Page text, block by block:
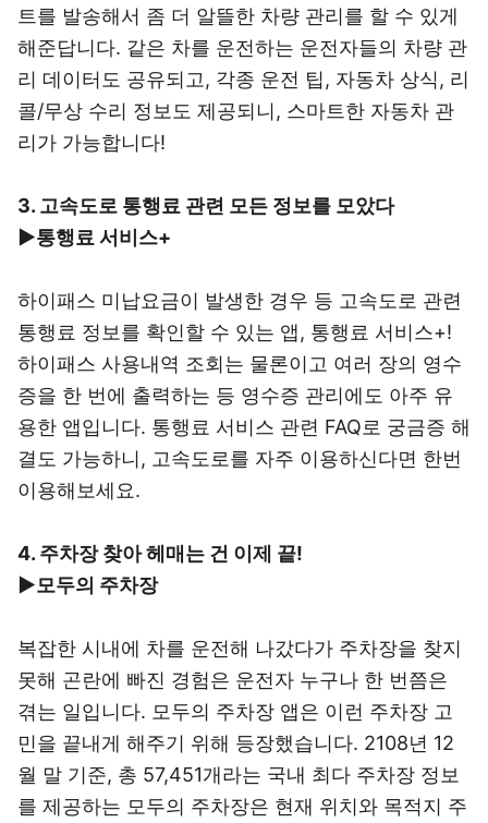
트를 발송해서 좀 더 알뜰한 차량 관리를 할 수 있게
해준답니다. 같은 차를 운전하는 운전자들의 차량 관
리 데이터도 공유되고, 각종 운전 팁, 자동차 상식, 리
콜/무상 수리 정보도 제공되니, 스마트한 자동차 관
리가 가능합니다!
3. 고속도로 통행료 관련 모든 정보를 모았다
▶통행료 서비스+
하이패스 미납요금이 발생한 경우 등 고속도로 관련
통행료 정보를 확인할 수 있는 앱, 통행료 서비스+!
하이패스 사용내역 조회는 물론이고 여러 장의 영수
증을 한 번에 출력하는 등 영수증 관리에도 아주 유
용한 앱입니다. 통행료 서비스 관련 FAQ로 궁금증 해
결도 가능하니, 고속도로를 자주 이용하신다면 한번
이용해보세요.
4. 주차장 찾아 헤매는 건 이제 끝!
▶모두의 주차장
복잡한 시내에 차를 운전해 나갔다가 주차장을 찾지
못해 곤란에 빠진 경험은 운전자 누구나 한 번쯤은
겪는 일입니다. 모두의 주차장 앱은 이런 주차장 고
민을 끝내게 해주기 위해 등장했습니다. 2108년 12
월 말 기준, 총 57,451개라는 국내 최다 주차장 정보
를 제공하는 모두의 주차장은 현재 위치와 목적지 주